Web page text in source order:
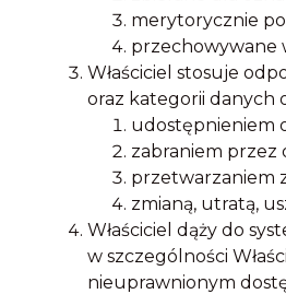
merytorycznie
przechowywane
Właściciel stosuje
oraz kategorii danych
udostępnieniem
zabraniem przez
przetwarzaniem
zmianą, utratą,
Właściciel dąży do
w szczególności
nieuprawnionym